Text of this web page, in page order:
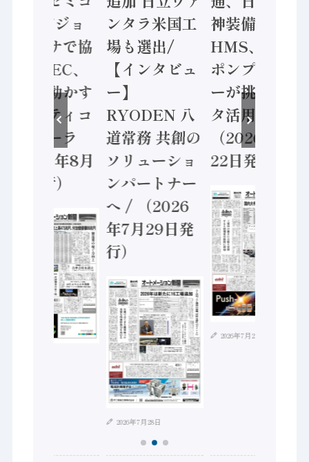
ン AIビジョ
ンセンサで協
業 / IDEC、
安全に動かす
セーフティコ
ントローラ
（2026年8月
5日発行）
ンタラ米国工
場も選出/
【インタビュ
ー】
RYODEN 八
道常務 共創の
ソリューショ
ンパートナー
へ / （2026
年7月29日発
行）
2026年7月28日
神装備 ×
HMS、老舗
ポンプメーカ
ーが挑むデー
タ活用 など
（2026年7月
22日発行）
2026年7月21日